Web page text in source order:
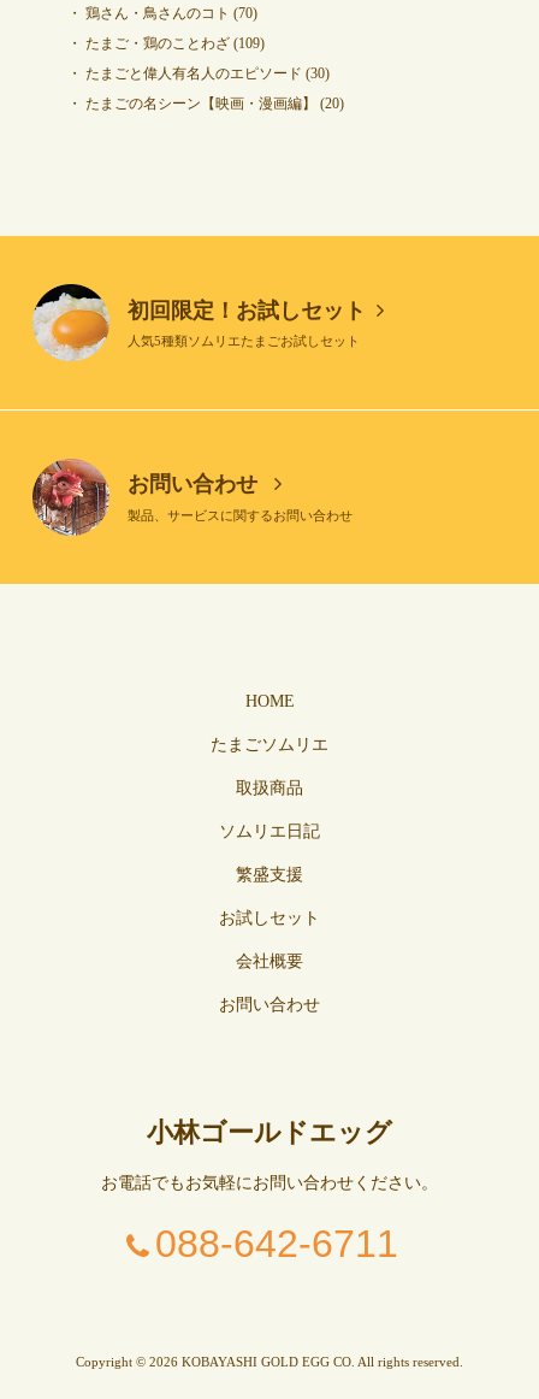
鶏さん・鳥さんのコト (70)
たまご・鶏のことわざ(109)
たまごと偉人有名人のエピソード (30)
たまごの名シーン【映画・漫画編】
(20)
初回限定！お試しセット
人気5種類ソムリエたまごお試しセット
お問い合わせ
製品、サービスに関するお問い合わせ
HOME
たまごソムリエ
取扱商品
ソムリエ日記
繁盛支援
お試しセット
会社概要
お問い合わせ
小林ゴールドエッグ
お電話でもお気軽にお問い合わせください。
088-642-6711
Copyright © 2026 KOBAYASHI GOLD EGG CO. All rights reserved.